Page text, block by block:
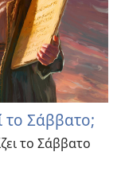
το Σάββατο;
το Σάββατο